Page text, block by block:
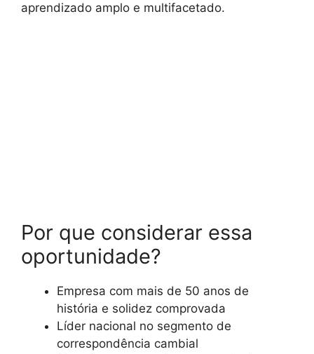
aprendizado amplo e multifacetado.
Por que considerar essa
oportunidade?
Empresa com mais de 50 anos de
história e solidez comprovada
Líder nacional no segmento de
correspondência cambial